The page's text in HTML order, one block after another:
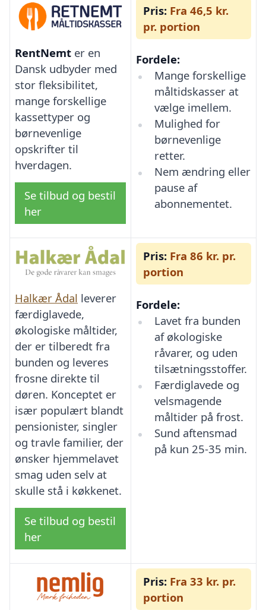
RentNemt er en
Dansk udbyder med
stor fleksibilitet,
mange forskellige
kassettyper og
børnevenlige
opskrifter til
hverdagen.
Se tilbud og bestil
her
Pris: Fra 46,5 kr.
pr. portion
Fordele:
Mange forskellige
måltidskasser at
vælge imellem.
Mulighed for
børnevenlige
retter.
Nem ændring eller
pause af
abonnementet.
Halkær Ådal leverer
færdiglavede,
økologiske måltider,
der er tilberedt fra
bunden og leveres
frosne direkte til
døren. Konceptet er
især populært blandt
pensionister, singler
og travle familier, der
ønsker hjemmelavet
smag uden selv at
skulle stå i køkkenet.
Se tilbud og bestil
her
Pris: Fra 86 kr. pr.
portion
Fordele:
Lavet fra bunden
af økologiske
råvarer, og uden
tilsætningsstoffer.
Færdiglavede og
velsmagende
måltider på frost.
Sund aftensmad
på kun 25-35 min.
Pris: Fra 33 kr. pr.
portion